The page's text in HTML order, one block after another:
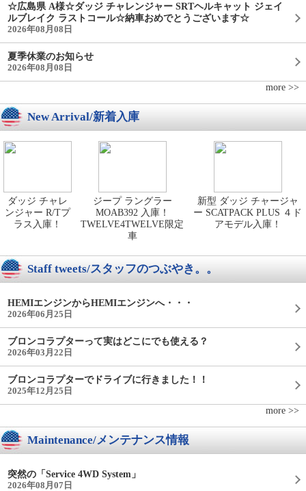
☆広島県 A様☆ダッジ チャレンジャー SRTヘルキャット ジェイ
ルブレイク ラストコール☆納車おめでとうございます☆
2026年08月08日
夏季休業のお知らせ
2026年08月08日
more >>
New Arrival/新着入庫
ダッジ チャレ
ンジャー R/Tプ
ラス入庫！
ジープ ラングラー
MOAB392 入庫！
TWELVE4TWELVE限定
車
新型 ダッジ チャージャ
ー SCATPACK PLUS ４ド
アモデル入庫！
Staff tweets/スタッフのつぶやき。。
HEMIエンジンからHEMIエンジンへ・・・
2026年06月25日
ブロンコラプターって実はどこにでも使える？
2026年03月22日
ブロンコラプターでドライブに行きました！！
2025年12月25日
more >>
Maintenance/メンテナンス情報
突然の「Service 4WD System」
2026年08月07日